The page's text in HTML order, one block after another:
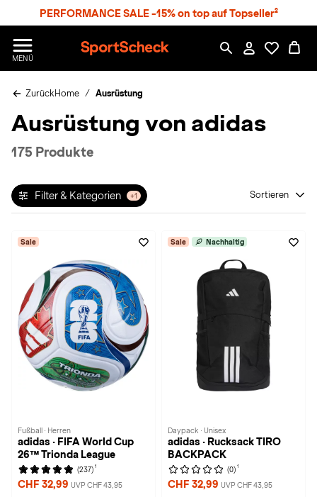
PERFORMANCE SALE -15% on top auf Topseller²
MENÜ
p
r
S
h
k
ZurückHome Ausrüstung
Ausrüstung von adidas
175 Produkte
Filter & Kategorien +1 Sortieren
Sale
Fußball · Herren
adidas · FIFA World Cup
26™ Trionda League
(237) 1
CHF 32,99 UVP CHF 43,95
Sale Nachhaltig
Daypack · Unisex
adidas · Rucksack TIRO
BACKPACK
(0) 1
CHF 32,99 UVP CHF 43,95